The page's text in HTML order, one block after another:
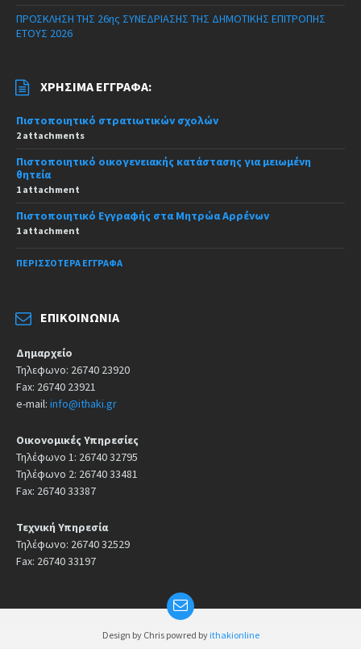
ΠΡΟΣΚΛΗΣΗ ΤΗΣ 26ης ΣΥΝΕΔΡΙΑΣΗΣ ΤΗΣ ΔΗΜΟΤΙΚΗΣ ΕΠΙΤΡΟΠΗΣ
ΕΤΟΥΣ 2026
ΧΡΉΣΙΜΑ ΈΓΓΡΑΦΑ:
Πιστοποιητικό στρατιωτικών σχολών
2 attachments
Πιστοποιητικό οικογενειακής κατάστασης για μειωμένη
θητεία
1 attachment
Πιστοποιητικό Εγγραφής στα Μητρώα Αρρένων
1 attachment
ΠΕΡΙΣΣΌΤΕΡΑ ΈΓΓΡΑΦΑ
ΕΠΙΚΟΙΝΩΝΊΑ
Δημαρχείο
Τηλεφωνο: 26740 23920
Fax: 26740 23921
e-mail: info@ithaki.gr
Οικονομικές Υπηρεσίες
Τηλέφωνο 1: 26740 32795
Τηλέφωνο 2: 26740 33481
Fax: 26740 33387
Τεχνική Υπηρεσία
Τηλέφωνο: 26740 32529
Fax: 26740 33197
Design by Chris powred by ithakionline